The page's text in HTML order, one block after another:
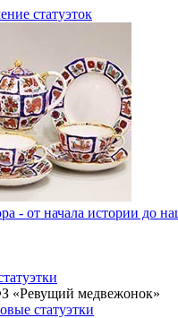
статуэток
- от начала истории до
«Ревущий медвежонок»
статуэтки